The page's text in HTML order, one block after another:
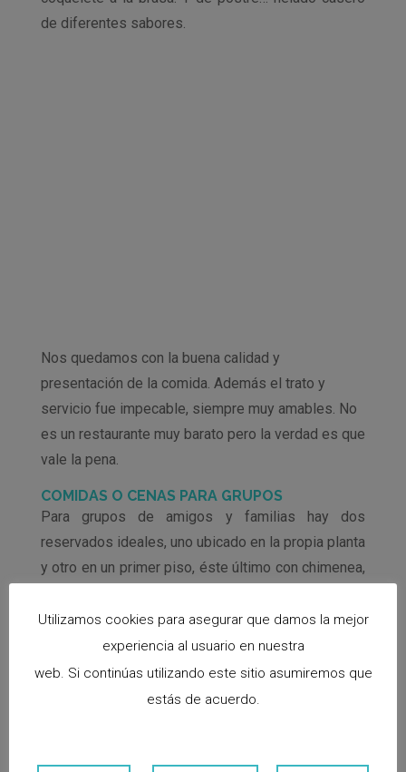
de diferentes sabores.
Nos quedamos con la buena calidad y
presentación de la comida. Además el trato y
servicio fue impecable, siempre muy amables. No
es un restaurante muy barato pero la verdad es que
vale la pena.
COMIDAS O CENAS PARA GRUPOS
Para grupos de amigos y familias hay dos
reservados ideales, uno ubicado en la propia planta
y otro en un primer piso, éste último con chimenea,
de invierno.
Utilizamos cookies para asegurar que damos la mejor
experiencia al usuario en nuestra
web. Si continúas utilizando este sitio asumiremos que
estás de acuerdo.